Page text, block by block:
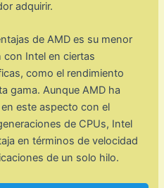
adquirir.
de AMD es su menor
Intel en ciertas
como el rendimiento
gama. Aunque AMD ha
este aspecto con el
de CPUs, Intel
en términos de velocidad
de un solo hilo.